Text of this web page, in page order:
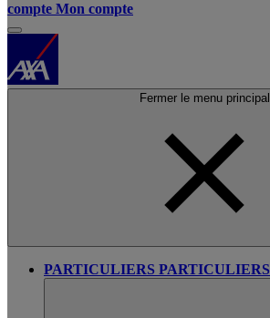
compte Mon compte
Fermer le menu principal
PARTICULIERS PARTICULIERS